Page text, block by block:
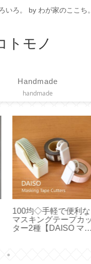
ろ。 by わが家のここち。
トモノ
Handmade
handmade
100均◇手軽で便利な
マスキングテープカッ
ター2種【DAISO マグ